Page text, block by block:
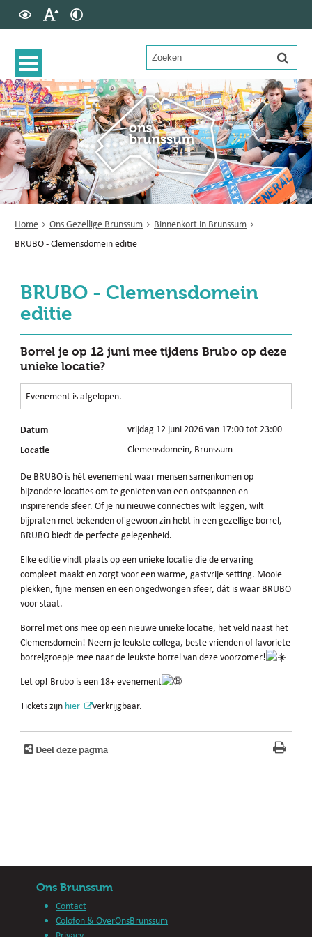
Home Ons Gezellige Brunssum
Binnenkort in Brunssum
BRUBO - Clemensdomein editie
BRUBO - Clemensdomein
editie
Borrel je op 12 juni mee tijdens Brubo op deze
unieke locatie?
Evenement is afgelopen.
Datum vrijdag 12 juni 2026 van 17:00 tot 23:00
Locatie Clemensdomein, Brunssum
De BRUBO is hét evenement waar mensen samenkomen op
bijzondere locaties om te genieten van een ontspannen en
inspirerende sfeer. Of je nu nieuwe connecties wilt leggen, wilt
bijpraten met bekenden of gewoon zin hebt in een gezellige borrel,
BRUBO biedt de perfecte gelegenheid.
Elke editie vindt plaats op een unieke locatie die de ervaring
compleet maakt en zorgt voor een warme, gastvrije setting. Mooie
plekken, fijne mensen en een ongedwongen sfeer, dát is waar BRUBO
voor staat.
Borrel met ons mee op een nieuwe unieke locatie, het veld naast het
Clemensdomein! Neem je leukste collega, beste vrienden of favoriete
borrelgroepje mee naar de leukste borrel van deze voorzomer!
Let op! Brubo is een 18+ evenement
Tickets zijn hier verkrijgbaar.
Deel deze pagina
Ons Brunssum
Contact
Colofon & OverOnsBrunssum